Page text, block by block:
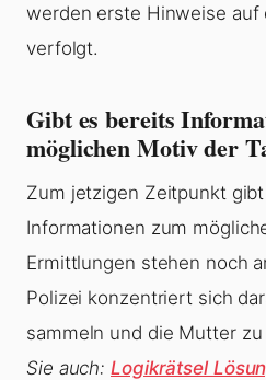
werden erste Hinweise
verfolgt.
Gibt es bereits
möglichen Motiv der
Zum jetzigen Zeitpunkt
Informationen zum
Ermittlungen stehen noch
Polizei konzentriert sich
sammeln und die Mutter
Sie auch:Logikrätsel